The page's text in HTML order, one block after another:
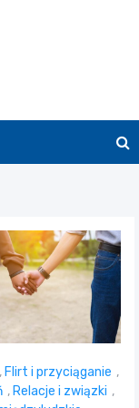
, Flirt i przyciąganie ,
, Relacje i związki ,